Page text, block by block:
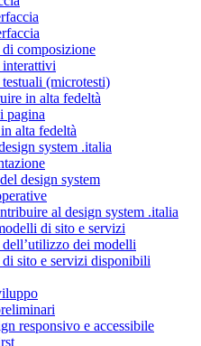
composizione
(microtesti)
in alta fedeltà
pagina
alta fedeltà
system .italia
design system
al design system .italia
di sito e servizi
dei modelli
sito e servizi disponibili
responsivo e accessibile